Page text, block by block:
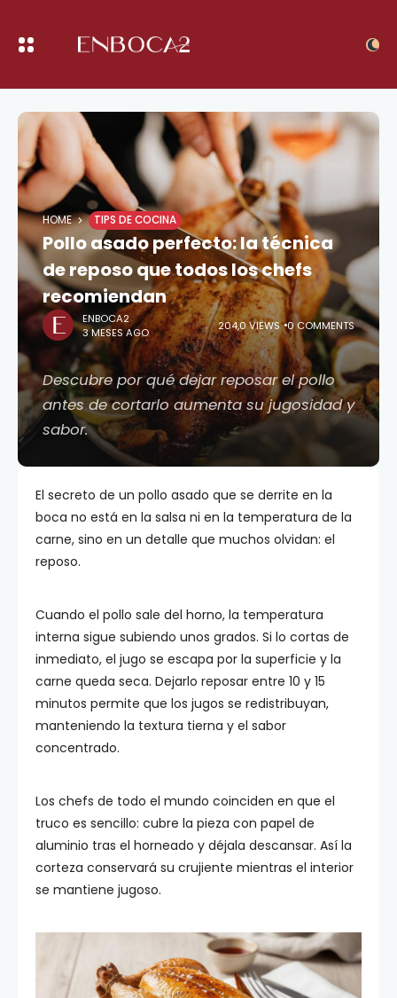
HOME TIPS DE COCINA
Pollo asado perfecto: la técnica
de reposo que todos los chefs
recomiendan
ENBOCA2
3 MESES AGO
204,0 VIEWS 0 COMMENTS
Descubre por qué dejar reposar el pollo
antes de cortarlo aumenta su jugosidad y
sabor.
El secreto de un pollo asado que se derrite en la
boca no está en la salsa ni en la temperatura de la
carne, sino en un detalle que muchos olvidan: el
reposo.
Cuando el pollo sale del horno, la temperatura
interna sigue subiendo unos grados. Si lo cortas de
inmediato, el jugo se escapa por la superficie y la
carne queda seca. Dejarlo reposar entre 10 y 15
minutos permite que los jugos se redistribuyan,
manteniendo la textura tierna y el sabor
concentrado.
Los chefs de todo el mundo coinciden en que el
truco es sencillo: cubre la pieza con papel de
aluminio tras el horneado y déjala descansar. Así la
corteza conservará su crujiente mientras el interior
se mantiene jugoso.